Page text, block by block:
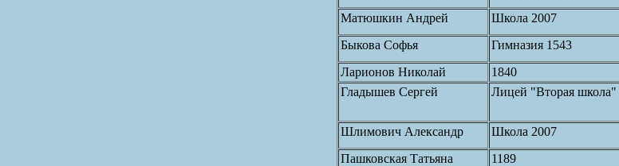
Матюшкин Андрей
Школа 2007
Быкова Софья
Гимназия 1543
Ларионов Николай
1840
Гладышев Сергей
Лицей "Вторая школа"
Шлимович Александр Школа 2007
Пашковская Татьяна
1189